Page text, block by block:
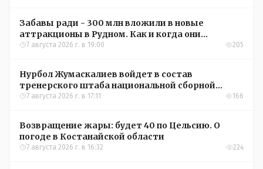
Забавы ради - 300 млн вложили в новые
аттракционы в Рудном. Как и когда они
окупятся?
7 августа 2026 г. в 19:00 205
Нурбол Жумаскалиев войдет в состав
тренерского штаба национальной сборной
Казахстана по футболу
7 августа 2026 г. в 17:11 166
Возвращение жары: будет 40 по Цельсию. О
погоде в Костанайской области
7 августа 2026 г. в 16:32 224